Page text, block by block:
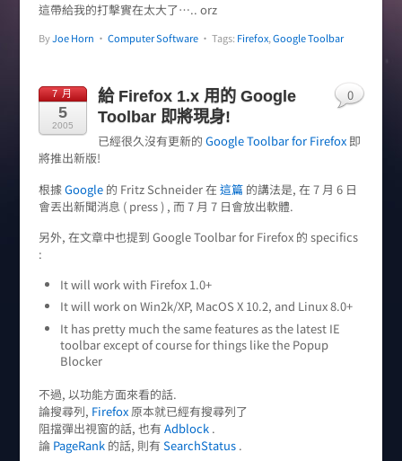
這帶給我的打擊實在太大了….. orz
ByJoe Horn • Computer Software • Tags: Firefox,Google Toolbar
7 月
5
2005
給 Firefox 1.x 用的 Google
Toolbar 即將現身!
已經很久沒有更新的 Google Toolbar for Firefox即
將推出新版!
根據Google的 Fritz Schneider 在 這篇的講法是, 在 7 月 6 日
會丟出新聞消息 ( press ) , 而 7 月 7 日會放出軟體.
另外, 在文章中也提到 Google Toolbar for Firefox 的 specifics
:
It will work with Firefox 1.0+
It will work on Win2k/XP, MacOS X 10.2, and Linux 8.0+
It has pretty much the same features as the latest IE
toolbar except of course for things like the Popup
Blocker
不過, 以功能方面來看的話.
論搜尋列, Firefox原本就已經有搜尋列了
阻擋彈出視窗的話, 也有 Adblock.
論 PageRank的話, 則有 SearchStatus.
0